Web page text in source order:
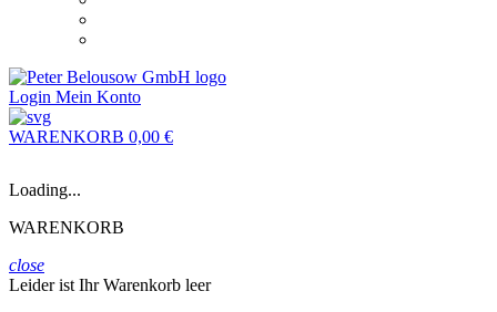
Login Mein Konto
WARENKORB 0,00 €
Loading...
WARENKORB
close
Leider ist Ihr Warenkorb leer